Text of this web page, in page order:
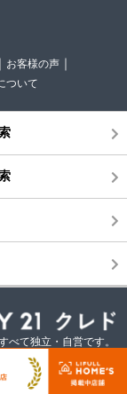
お客様の声
ついて
べて独立・自営です。